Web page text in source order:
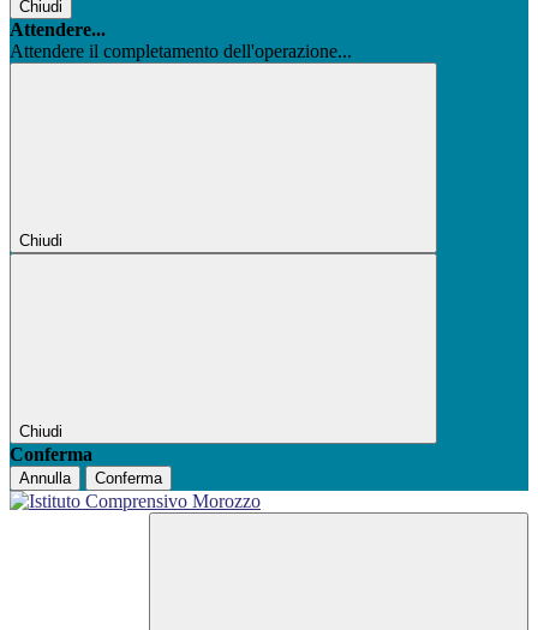
Chiudi
Attendere...
Attendere il completamento dell'operazione...
Chiudi
Chiudi
Conferma
Annulla Conferma